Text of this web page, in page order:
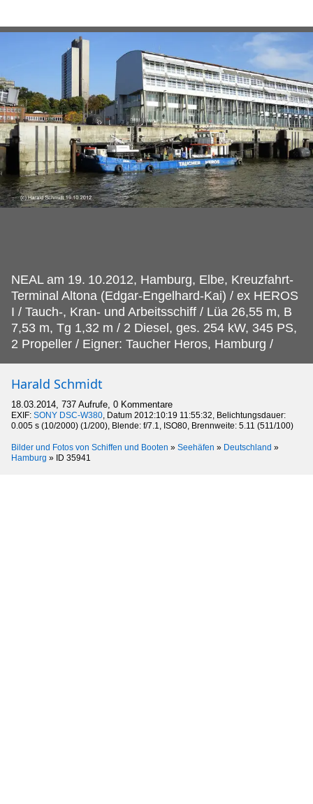
NEAL am 19. 10.2012, Hamburg, Elbe, Kreuzfahrt-
Terminal Altona (Edgar-Engelhard-Kai) / ex HEROS
I / Tauch-, Kran- und Arbeitsschiff / Lüa 26,55 m, B
7,53 m, Tg 1,32 m / 2 Diesel, ges. 254 kW, 345 PS,
2 Propeller / Eigner: Taucher Heros, Hamburg /
Harald Schmidt
18.03.2014, 737 Aufrufe, 0 Kommentare
EXIF: SONY DSC-W380, Datum 2012:10:19 11:55:32, Belichtungsdauer:
0.005 s (10/2000) (1/200), Blende: f/7.1, ISO80, Brennweite: 5.11 (511/100)
Bilder und Fotos von Schiffen und Booten » Seehäfen » Deutschland »
Hamburg » ID 35941